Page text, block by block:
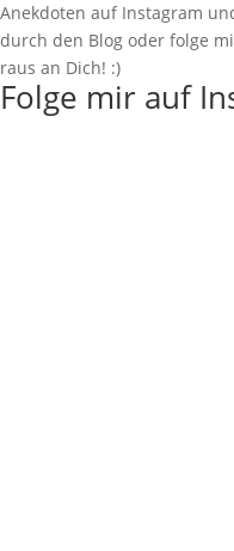
Anekdoten auf Instagram
durch den Blog oder folge
raus an Dich! :)
Folge mir auf